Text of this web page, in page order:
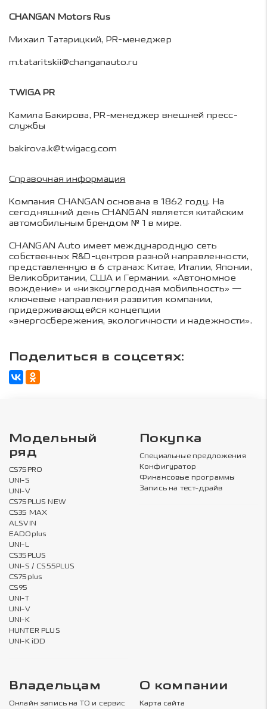
CHANGAN Motors Rus
Михаил Татарицкий, PR-менеджер
m.tataritskii@changanauto.ru
TWIGA PR
Камила Бакирова, PR-менеджер внешней пресс-
службы
bakirova.k@twigacg.com
Справочная информация
Компания CHANGAN основана в 1862 году. На
сегодняшний день CHANGAN является китайским
автомобильным брендом № 1 в мире.
CHANGAN Auto имеет международную сеть
собственных R&D-центров разной направленности,
представленную в 6 странах: Китае, Италии, Японии,
Великобритании, США и Германии. «Автономное
вождение» и «низкоуглеродная мобильность» —
ключевые направления развития компании,
придерживающейся концепции
«энергосбережения, экологичности и надежности».
Поделиться в соцсетях:
Модельный
ряд
CS75PRO
UNI-S
UNI-V
CS75PLUS NEW
CS35 MAX
ALSVIN
EADOplus
UNI-L
CS35PLUS
UNI-S / CS55PLUS
CS75plus
CS95
UNI-T
UNI-V
UNI-K
HUNTER PLUS
UNI-K iDD
Покупка
Специальные предложения
Конфигуратор
Финансовые программы
Запись на тест-драйв
Владельцам
Онлайн запись на ТО и сервис
О компании
Карта сайта